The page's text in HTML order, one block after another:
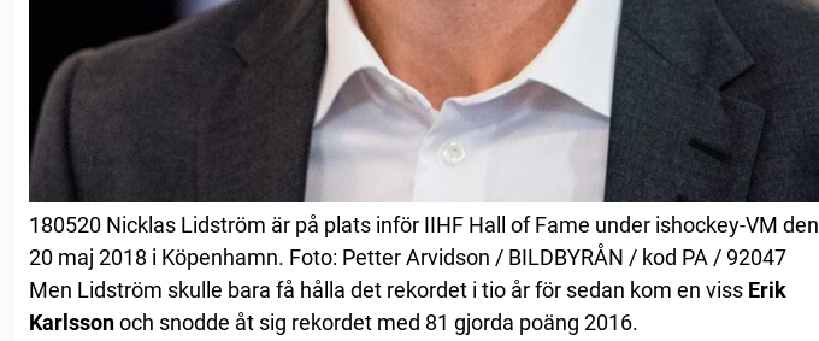
180520 Nicklas Lidström är på plats inför IIHF Hall of Fame under ishockey-VM den
20 maj 2018 i Köpenhamn. Foto: Petter Arvidson / BILDBYRÅN / kod PA / 92047
Men Lidström skulle bara få hålla det rekordet i tio år för sedan kom en viss Erik
Karlssonoch snodde åt sig rekordet med 81 gjorda poäng 2016.